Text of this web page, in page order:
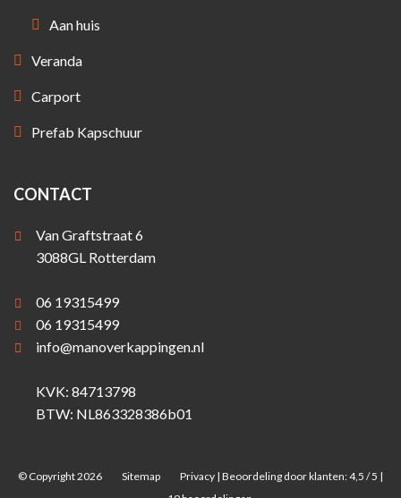
Aan huis
Veranda
Carport
Prefab Kapschuur
CONTACT
Van Graftstraat 6
3088GL Rotterdam
06 19315499
06 19315499
info@manoverkappingen.nl
KVK: 84713798
BTW: NL863328386b01
© Copyright 2026 Sitemap Privacy | Beoordeling door klanten:4,5 /5 |